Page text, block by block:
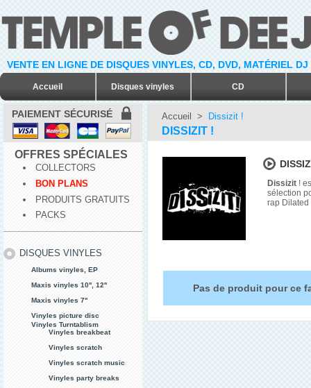
VENTE EN LIGNE DE DISQUES VINYLES, CD, DVD, MATÉRIEL
Accueil Disques vinyles CD
PAIEMENT SÉCURISÉ
OFFRES SPÉCIALES
COLLECTORS
BON PLANS
PRODUITS GRATUITS
PACKS
DISQUES VINYLES
Albums vinyles, EP
Maxis vinyles 10'', 12''
Maxis vinyles 7''
Vinyles picture disc
Vinyles Turntablism
Vinyles breakbeat
Vinyles scratch
Vinyles scratch music
Vinyles party breaks
Accueil > Dissizit !
DISSIZIT !
Dissizit !
sélection
rap Dilated
Pas de produit pour ce